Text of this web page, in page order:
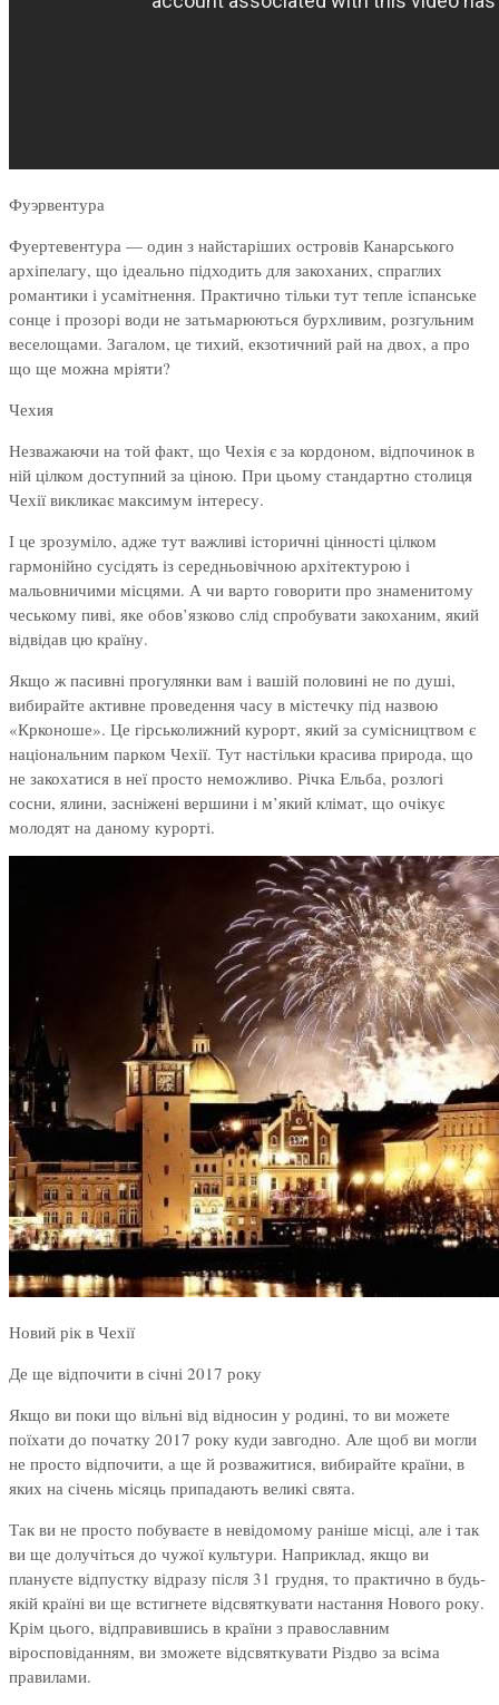
Фуэрвентура
Фуертевентура — один з найстаріших островів Канарського
архіпелагу, що ідеально підходить для закоханих, спраглих
романтики і усамітнення. Практично тільки тут тепле іспанське
сонце і прозорі води не затьмарюються бурхливим, розгульним
веселощами. Загалом, це тихий, екзотичний рай на двох, а про
що ще можна мріяти?
Чехия
Незважаючи на той факт, що Чехія є за кордоном, відпочинок в
ній цілком доступний за ціною. При цьому стандартно столиця
Чехії викликає максимум інтересу.
І це зрозуміло, адже тут важливі історичні цінності цілком
гармонійно сусідять із середньовічною архітектурою і
мальовничими місцями. А чи варто говорити про знаменитому
чеському пиві, яке обов’язково слід спробувати закоханим, який
відвідав цю країну.
Якщо ж пасивні прогулянки вам і вашій половині не по душі,
вибирайте активне проведення часу в містечку під назвою
«Крконоше». Це гірськолижний курорт, який за сумісництвом є
національним парком Чехії. Тут настільки красива природа, що
не закохатися в неї просто неможливо. Річка Ельба, розлогі
сосни, ялини, засніжені вершини і м’який клімат, що очікує
молодят на даному курорті.
Новий рік в Чехії
Де ще відпочити в січні 2017 року
Якщо ви поки що вільні від відносин у родині, то ви можете
поїхати до початку 2017 року куди завгодно. Але щоб ви могли
не просто відпочити, а ще й розважитися, вибирайте країни, в
яких на січень місяць припадають великі свята.
Так ви не просто побуваєте в невідомому раніше місці, але і так
ви ще долучіться до чужої культури. Наприклад, якщо ви
плануєте відпустку відразу після 31 грудня, то практично в будь-
якій країні ви ще встигнете відсвяткувати настання Нового року.
Крім цього, відправившись в країни з православним
віросповіданням, ви зможете відсвяткувати Різдво за всіма
правилами.